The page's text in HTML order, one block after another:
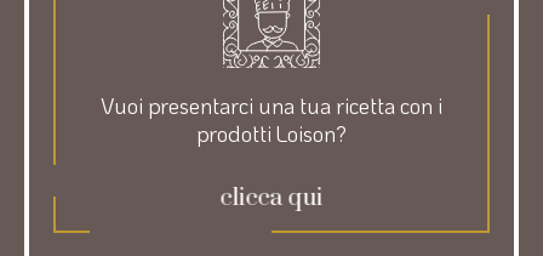
Vuoi presentarci una tua ricetta con i
prodotti Loison?
clicca qui